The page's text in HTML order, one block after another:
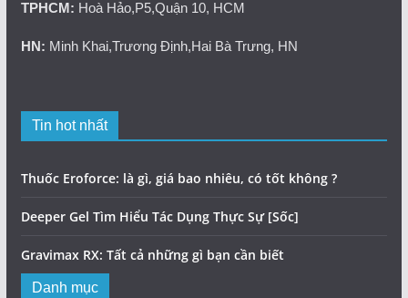
TPHCM: Hoà Hảo,P5,Quận 10, HCM
HN: Minh Khai,Trương Định,Hai Bà Trưng, HN
Tin hot nhất
Thuốc Eroforce: là gì, giá bao nhiêu, có tốt không ?
Deeper Gel Tìm Hiểu Tác Dụng Thực Sự [Sốc]
Gravimax RX: Tất cả những gì bạn cần biết
Danh mục